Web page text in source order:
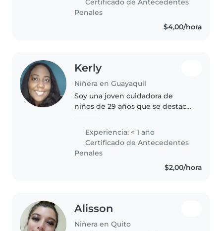
desarrollar habilidades como la
disciplina,..
Certificado de Antecedentes
Penales
$4,00/hora
Kerly
Niñera en Guayaquil
Soy una joven cuidadora de
niños de 29 años que se destaca
creativa. Cuento con experiencia
cuidando bebés, niños
pequeños, preescolares y de
primaria...
Experiencia: < 1 año
Certificado de Antecedentes
Penales
$2,00/hora
Alisson
Niñera en Quito